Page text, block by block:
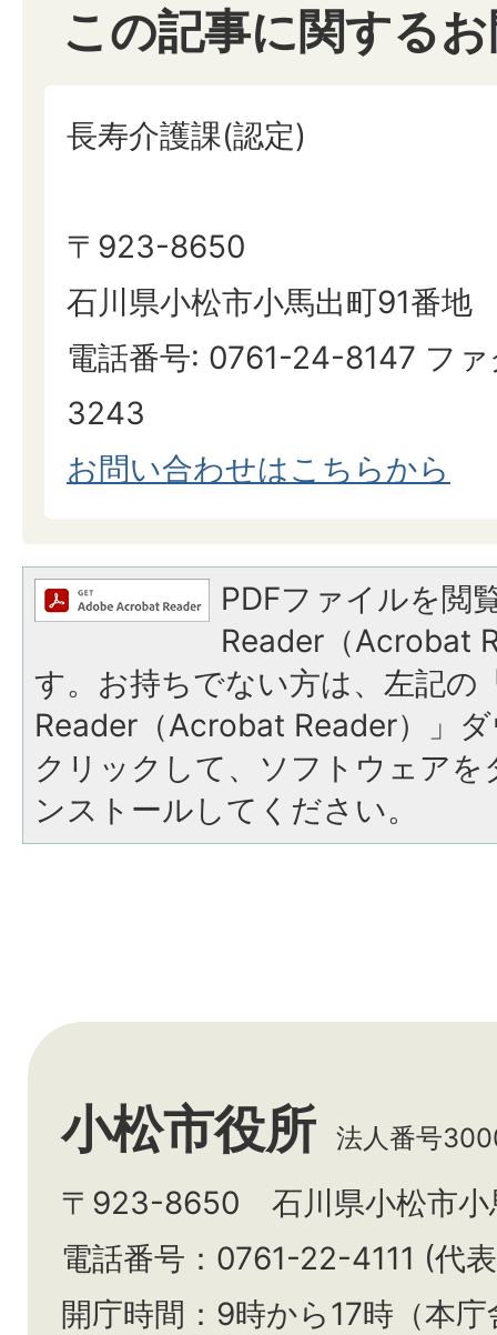
この記事に関する
長寿介護課(認定)
〒923-8650
石川県小松市小馬出町91番地
電話番号: 0761-24-8147 フ
3243
お問い合わせはこちらから
PDFファイルを閲
Reader（Acrobat
す。お持ちでない方は、左記の
Reader（Acrobat Reader）」
クリックして、ソフトウェア
ンストールしてください。
小松市役所 法人番号
〒923-8650 石川県小松市小
電話番号：0761-22-4111 (代
開庁時間：9時から17時（本